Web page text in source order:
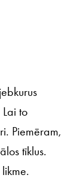
to
Piemēram,
tīklus.